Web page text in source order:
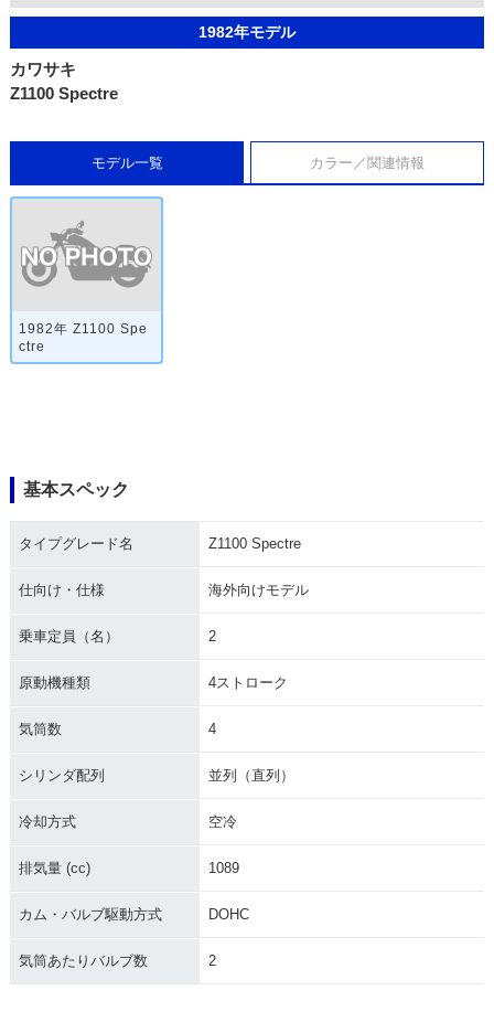
1982年モデル
カワサキ
Z1100 Spectre
モデル一覧 カラー／関連情報
1982年 Z1100 Spe
ctre
基本スペック
タイプグレード名 Z1100 Spectre
仕向け・仕様 海外向けモデル
乗車定員（名） 2
原動機種類 4ストローク
気筒数 4
シリンダ配列 並列（直列）
冷却方式 空冷
排気量 (cc) 1089
カム・バルブ駆動方式 DOHC
気筒あたりバルブ数 2